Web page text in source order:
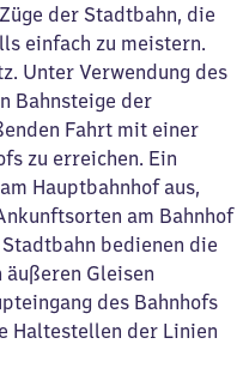
der Stadtbahn, die
einfach zu meistern.
Unter Verwendung des
Bahnsteige der
Fahrt mit einer
zu erreichen. Ein
Hauptbahnhof aus,
am Bahnhof
bedienen die
äußeren Gleisen
des Bahnhofs
Haltestellen der Linien